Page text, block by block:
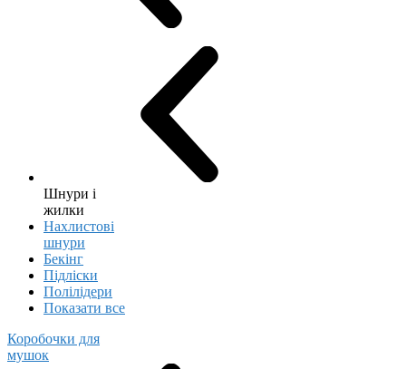
Шнури і
жилки
Нахлистові
шнури
Бекінг
Підліски
Полілідери
Показати все
Коробочки для
мушок